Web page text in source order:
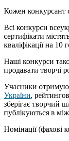
Кожен конкурсант
Всі конкурси
сертифікати
кваліфікації на 10
Наші конкурси
продавати творчі
Учасники
України,
зберігає творчий
публікуються в
Номінації (фахові